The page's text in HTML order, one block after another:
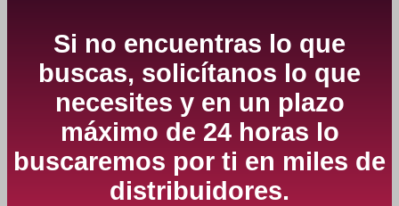
Si no encuentras lo que
buscas, solicítanos lo que
necesites y en un plazo
máximo de 24 horas lo
buscaremos por ti en miles de
distribuidores.